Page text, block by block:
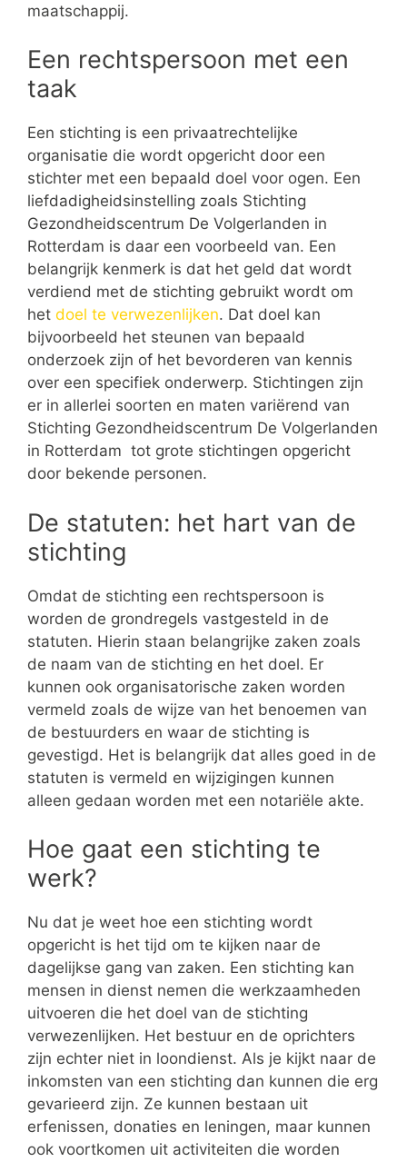
maatschappij.
Een rechtspersoon met een
taak
Een stichting is een privaatrechtelijke
organisatie die wordt opgericht door een
stichter met een bepaald doel voor ogen. Een
liefdadigheidsinstelling zoals Stichting
Gezondheidscentrum De Volgerlanden in
Rotterdam is daar een voorbeeld van. Een
belangrijk kenmerk is dat het geld dat wordt
verdiend met de stichting gebruikt wordt om
het doel te verwezenlijken. Dat doel kan
bijvoorbeeld het steunen van bepaald
onderzoek zijn of het bevorderen van kennis
over een specifiek onderwerp. Stichtingen zijn
er in allerlei soorten en maten variërend van
Stichting Gezondheidscentrum De Volgerlanden
in Rotterdam tot grote stichtingen opgericht
door bekende personen.
De statuten: het hart van de
stichting
Omdat de stichting een rechtspersoon is
worden de grondregels vastgesteld in de
statuten. Hierin staan belangrijke zaken zoals
de naam van de stichting en het doel. Er
kunnen ook organisatorische zaken worden
vermeld zoals de wijze van het benoemen van
de bestuurders en waar de stichting is
gevestigd. Het is belangrijk dat alles goed in de
statuten is vermeld en wijzigingen kunnen
alleen gedaan worden met een notariële akte.
Hoe gaat een stichting te
werk?
Nu dat je weet hoe een stichting wordt
opgericht is het tijd om te kijken naar de
dagelijkse gang van zaken. Een stichting kan
mensen in dienst nemen die werkzaamheden
uitvoeren die het doel van de stichting
verwezenlijken. Het bestuur en de oprichters
zijn echter niet in loondienst. Als je kijkt naar de
inkomsten van een stichting dan kunnen die erg
gevarieerd zijn. Ze kunnen bestaan uit
erfenissen, donaties en leningen, maar kunnen
ook voortkomen uit activiteiten die worden